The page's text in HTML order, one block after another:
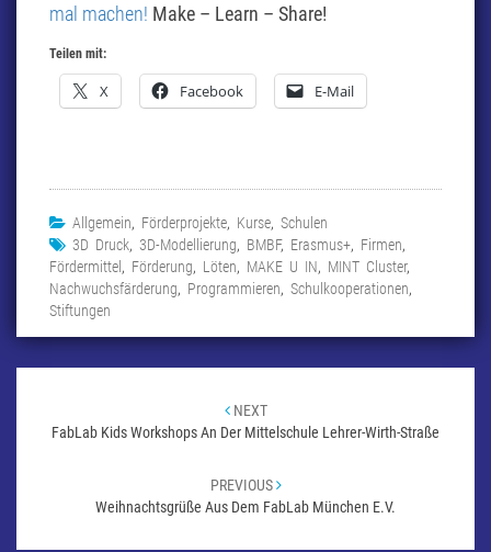
mal machen! Make – Learn – Share!
Teilen mit:
X Facebook E-Mail
Allgemein, Förderprojekte, Kurse, Schulen
3D Druck, 3D-Modellierung, BMBF, Erasmus+, Firmen,
Fördermittel , Förderung, Löten, MAKE U IN, MINT Cluster,
Nachwuchsfärderung, Programmieren, Schulkooperationen,
Stiftungen
NEXT
FabLab Kids Workshops An Der Mittelschule Lehrer-Wirth-Straße
PREVIOUS
Weihnachtsgrüße Aus Dem FabLab München E.V.